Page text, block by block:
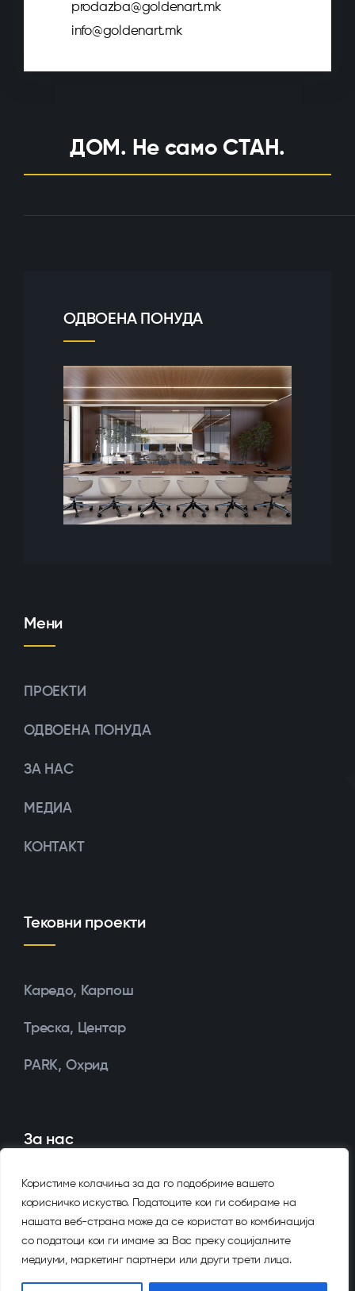
Користиме колачиња за да го подобриме вашето
корисничко искуство. Податоците кои ги собираме на
нашата веб-страна може да се користат во комбинација
со податоци кои ги имаме за Вас преку социјалните
медиуми, маркетинг партнери или други трети лица.
prodazba@goldenart.mk
info@goldenart.mk
ДОМ. Не само СТАН.
ОДВОЕНА ПОНУДА
Мени
ПРОЕКТИ
ОДВОЕНА ПОНУДА
ЗА НАС
МЕДИА
КОНТАКТ
Тековни проекти
Каредо, Карпош
Треска, Центар
PARK, Охрид
За нас
Историја
Тим
Општествена одговорност